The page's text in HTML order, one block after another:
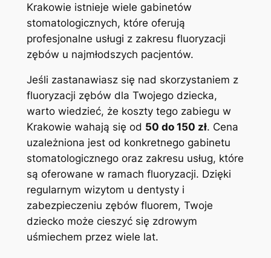
Krakowie istnieje wiele gabinetów
stomatologicznych, które​ oferują
⁢profesjonalne usługi z​ zakresu fluoryzacji
zębów​ u najmłodszych pacjentów.
Jeśli zastanawiasz się nad skorzystaniem z
fluoryzacji zębów dla Twojego ⁤dziecka,
warto wiedzieć, że koszty tego zabiegu w ​
Krakowie wahają się od 50‌ do 150 zł. Cena
⁢uzależniona ⁢jest od konkretnego⁣ gabinetu
stomatologicznego oraz zakresu usług,​ które
‍są ⁣oferowane w ⁢ramach fluoryzacji. Dzięki
regularnym‍ wizytom u dentysty‌ i
zabezpieczeniu‍ zębów fluorem, Twoje
dziecko może cieszyć się zdrowym
uśmiechem przez wiele lat.